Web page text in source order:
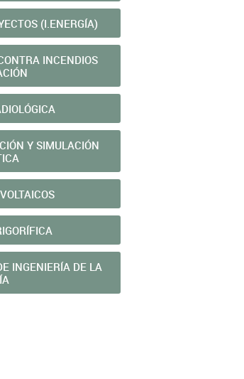
(I.ENERGÍ­A)
INCENDIOS
Y SIMULACIÓN
INGENIERÍA DE LA